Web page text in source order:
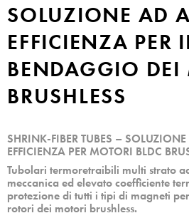
SOLUZIONE AD
EFFICIENZA PER
BENDAGGIO DEI
BRUSHLESS
SHRINK-FIBER TUBES –
EFFICIENZA PER MOTORI BLDC
Tubolari termoretraibili multi strato
meccanica ed elevato coefficiente
protezione di tutti i tipi di magneti
rotori dei motori brushless.